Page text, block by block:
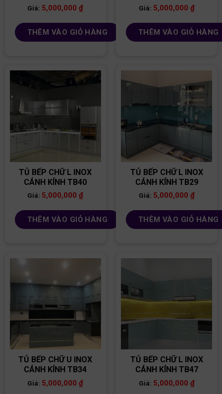
Giá: 5,000,000₫
THÊM VÀO GIỎ HÀNG
Giá: 5,000,000 ₫
THÊM VÀO GIỎ HÀNG
TỦ BẾP CHỮ L INOX
CÁNH KÍNH TB40
Giá: 5,000,000₫
THÊM VÀO GIỎ HÀNG
TỦ BẾP CHỮ L INOX
CÁNH KÍNH TB29
Giá: 5,000,000 ₫
THÊM VÀO GIỎ HÀNG
TỦ BẾP CHỮ U INOX
CÁNH KÍNH TB34
Giá: 5,000,000₫
TỦ BẾP CHỮ L INOX
CÁNH KÍNH TB47
Giá: 5,000,000 ₫